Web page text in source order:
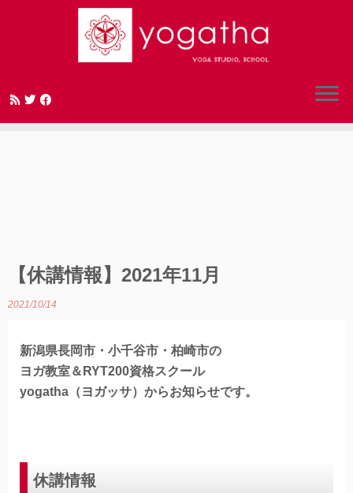
content
【休講情報】2021年11月
2021/10/14
新潟県長岡市・小千谷市・柏崎市の
ヨガ教室＆RYT200資格スクール
yogatha（ヨガッサ）からお知らせです。
休講情報